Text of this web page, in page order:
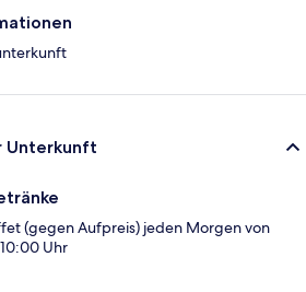
Unterkunft
(gegen Aufpreis) jeden Morgen von
Uhr